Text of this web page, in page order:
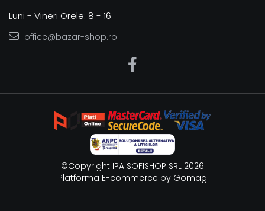
Luni - Vineri Orele: 8 - 16
office@bazar-shop.ro
©Copyright IPA SOFISHOP SRL 2026
Platforma E-commerce by Gomag